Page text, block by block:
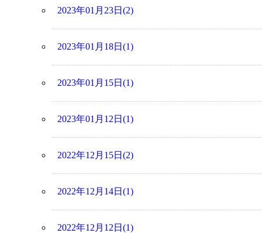
2023年01月23日(2)
2023年01月18日(1)
2023年01月15日(1)
2023年01月12日(1)
2022年12月15日(2)
2022年12月14日(1)
2022年12月12日(1)